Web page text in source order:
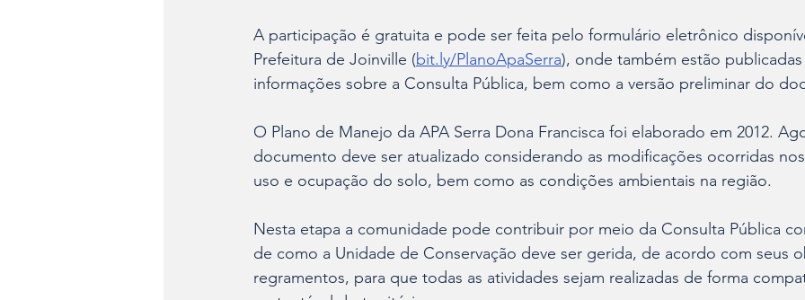
A participação é gratuita e pode ser feita pelo formulário eletrônico
Prefeitura de Joinville (bit.ly/PlanoApaSerra), onde também estão
informações sobre a Consulta Pública, bem como a versão preliminar do
O Plano de Manejo da APA Serra Dona Francisca foi elaborado em 2012.
documento deve ser atualizado considerando as modificações ocorridas
uso e ocupação do solo, bem como as condições ambientais na região.
Nesta etapa a comunidade pode contribuir por meio da Consulta Pública
de como a Unidade de Conservação deve ser gerida, de acordo com seus
regramentos, para que todas as atividades sejam realizadas de forma